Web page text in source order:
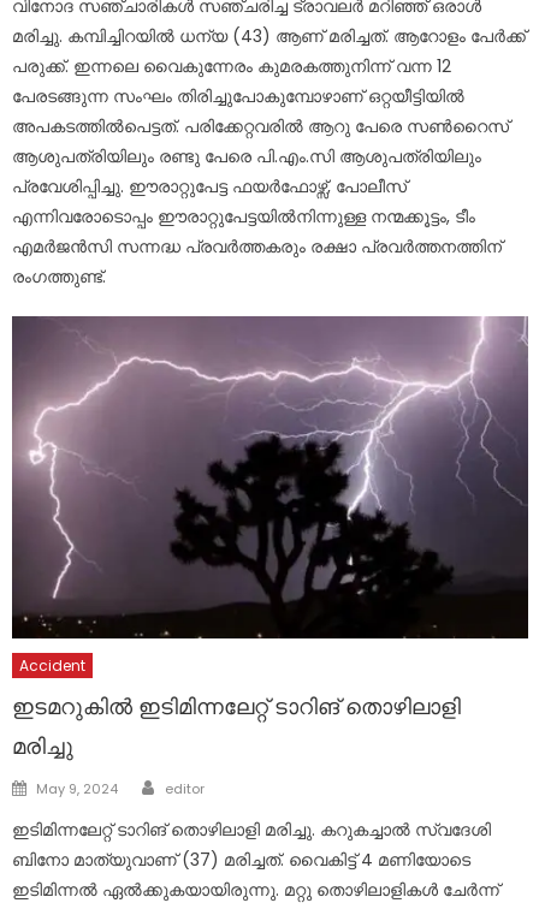
വിനോദ സഞ്ചാരികൾ സഞ്ചരിച്ച ട്രാവലർ മറിഞ്ഞ് ഒരാൾ
മരിച്ചു. കമ്പിച്ചിറയിൽ ധന്യ (43) ആണ് മരിച്ചത്. ആറോളം പേർക്ക്
പരുക്ക്. ഇന്നലെ വൈകുന്നേരം കുമരകത്തുനിന്ന് വന്ന 12
പേരടങ്ങുന്ന സംഘം തിരിച്ചുപോകുമ്പോഴാണ് ഒറ്റയീട്ടിയിൽ
അപകടത്തിൽപെട്ടത്. പരിക്കേറ്റവരിൽ ആറു പേരെ സൺറൈസ്
ആശുപത്രിയിലും രണ്ടു പേരെ പി.എം.സി ആശുപത്രിയിലും
പ്രവേശിപ്പിച്ചു. ഈരാറ്റുപേട്ട ഫയർഫോഴ്സ്, പോലീസ്
എന്നിവരോടൊപ്പം ഈരാറ്റുപേട്ടയിൽനിന്നുള്ള നന്മക്കൂട്ടം, ടീം
എമർജൻസി സന്നദ്ധ പ്രവർത്തകരും രക്ഷാ പ്രവർത്തനത്തിന്
രംഗത്തുണ്ട്.
Accident
ഇടമറുകിൽ ഇടിമിന്നലേറ്റ് ടാറിങ് തൊഴിലാളി
മരിച്ചു
Posted
May 9, 2024 Author
editor
ഇടിമിന്നലേറ്റ് ടാറിങ് തൊഴിലാളി മരിച്ചു. കറുകച്ചാൽ സ്വദേശി
ബിനോ മാത്യുവാണ് (37) മരിച്ചത്. വൈകിട്ട് 4 മണിയോടെ
ഇടിമിന്നൽ ഏൽക്കുകയായിരുന്നു. മറ്റു തൊഴിലാളികൾ ചേർന്ന്